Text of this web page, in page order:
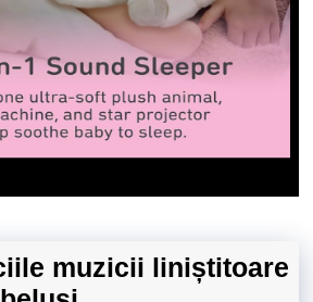
muzicii liniștitoare